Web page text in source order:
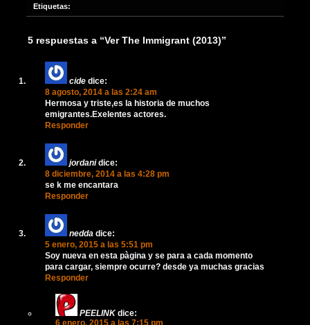
Etiquetas:
5 respuestas a “Ver The Immigrant (2013)”
cide dice:
8 agosto, 2014 a las 2:24 am
Hermosa y triste,es la historia de muchos
emigrantes.Exelentes actores.
Responder
jordani dice:
8 diciembre, 2014 a las 4:28 pm
se k me encantara
Responder
nedda dice:
5 enero, 2015 a las 5:51 pm
Soy nueva en esta pàgina y se para a cada momento
para cargar, siempre ocurre? desde ya muchas gracias
Responder
PEELINK dice:
6 enero, 2015 a las 7:15 pm